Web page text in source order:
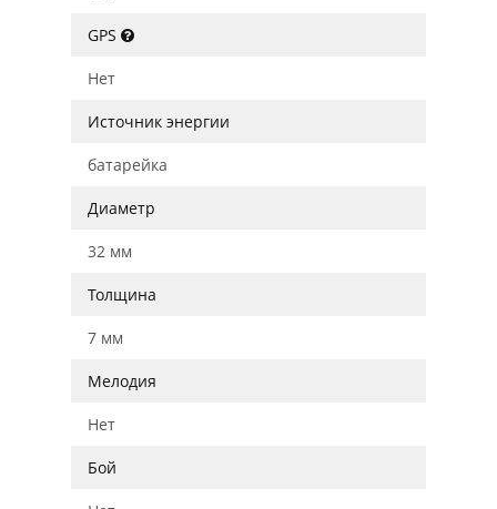
GPS
Нет
Источник энергии
батарейка
Диаметр
32 мм
Толщина
7 мм
Мелодия
Нет
Бой